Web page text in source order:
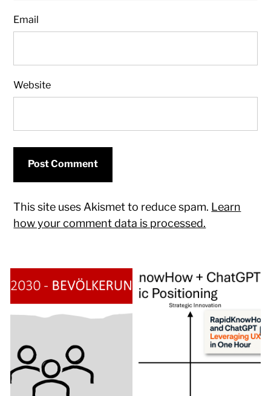
Email
Website
This site uses Akismet to reduce spam. Learn
how your comment data is processed.